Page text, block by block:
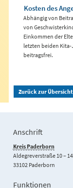
Kosten des
Abhängig von
von
Einkommen der
letzten beiden Kita-
beitragsfrei.
Zurück zur Übersicht
Anschrift
Kreis Paderborn
Aldegreverstraße 10 – 14
33102 Paderborn
Funktionen